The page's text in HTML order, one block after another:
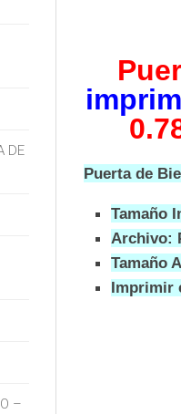
Puerta de
Tamaño
Archivo:
Tamaño
Imprimir
DE
–